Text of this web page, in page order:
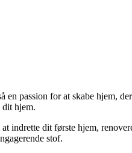
passion for at skabe hjem,
hjem.
indrette dit første hjem,
stof.